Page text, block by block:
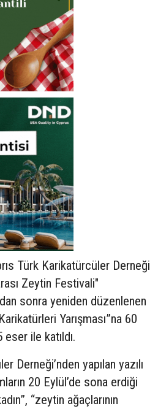
Türk Karikatürcüler Derneği
Zeytin Festivali"
sonra yeniden düzenlenen
Yarışması”na 60
ile katıldı.
Derneği’nden yapılan yazılı
20 Eylül’de sona erdiği
“zeytin ağaçlarının